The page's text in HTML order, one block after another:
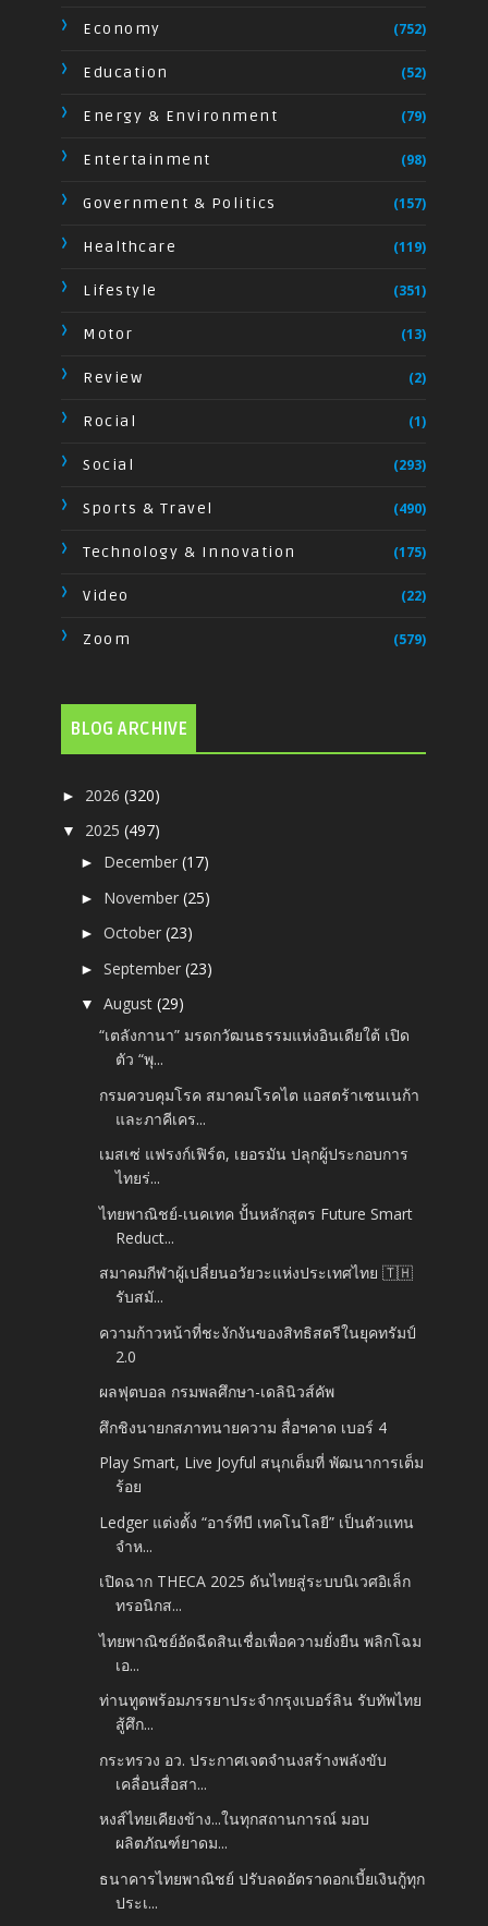
Economy (752)
Education (52)
Energy & Environment (79)
Entertainment (98)
Government & Politics (157)
Healthcare (119)
Lifestyle (351)
Motor (13)
Review (2)
Rocial (1)
Social (293)
Sports & Travel (490)
Technology & Innovation (175)
Video (22)
Zoom (579)
BLOG ARCHIVE
► 2026(320)
▼ 2025(497)
► December(17)
► November(25)
►October(23)
►September(23)
▼August(29)
“เตลังกานา” มรดกวัฒนธรรมแห่งอินเดียใต้ เปิด
ตัว “พุ...
กรมควบคุมโรค สมาคมโรคไต แอสตร้าเซนเนก้า
และภาคีเคร...
เมสเซ่ แฟรงก์เฟิร์ต, เยอรมัน ปลุกผู้ประกอบการ
ไทยร่...
ไทยพาณิชย์-เนคเทค ปั้นหลักสูตร Future Smart
Reduct...
สมาคมกีฬาผู้เปลี่ยนอวัยวะแห่งประเทศไทย 🇹🇭
รับสมั...
ความก้าวหน้าที่ชะงักงันของสิทธิสตรีในยุคทรัมป์
2.0
ผลฟุตบอล กรมพลศึกษา-เดลินิวส์คัพ
ศึกชิงนายกสภาทนายความ สื่อฯคาด เบอร์ 4
Play Smart, Live Joyful สนุกเต็มที่ พัฒนาการเต็ม
ร้อย
Ledger แต่งตั้ง “อาร์ทีบี เทคโนโลยี” เป็นตัวแทน
จำห...
เปิดฉาก THECA 2025 ดันไทยสู่ระบบนิเวศอิเล็ก
ทรอนิกส...
ไทยพาณิชย์อัดฉีดสินเชื่อเพื่อความยั่งยืน พลิกโฉม
เอ...
ท่านทูตพร้อมภรรยาประจำกรุงเบอร์ลิน รับทัพไทย
สู้ศึก...
กระทรวง อว. ประกาศเจตจำนงสร้างพลังขับ
เคลื่อนสื่อสา...
หงส์ไทยเคียงข้าง...ในทุกสถานการณ์ มอบ
ผลิตภัณฑ์ยาดม...
ธนาคารไทยพาณิชย์ ปรับลดอัตราดอกเบี้ยเงินกู้ทุก
ประเ...